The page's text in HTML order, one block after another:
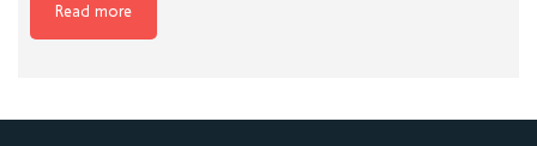
Read more